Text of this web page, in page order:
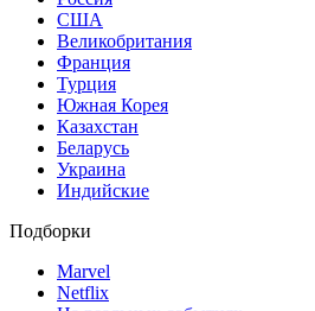
США
Великобритания
Франция
Турция
Южная Корея
Казахстан
Беларусь
Украина
Индийские
Подборки
Marvel
Netflix